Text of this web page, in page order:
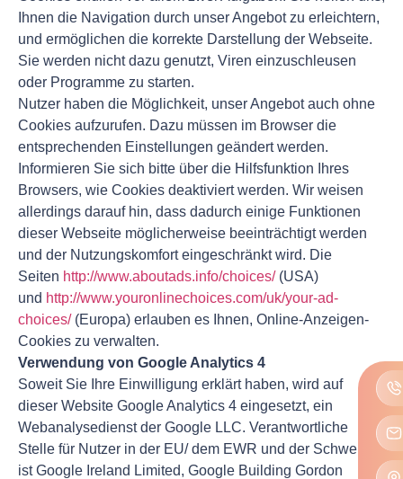
Ihnen die Navigation durch unser Angebot zu erleichtern,
und ermöglichen die korrekte Darstellung der Webseite.
Sie werden nicht dazu genutzt, Viren einzuschleusen
oder Programme zu starten.
Nutzer haben die Möglichkeit, unser Angebot auch ohne
Cookies aufzurufen. Dazu müssen im Browser die
entsprechenden Einstellungen geändert werden.
Informieren Sie sich bitte über die Hilfsfunktion Ihres
Browsers, wie Cookies deaktiviert werden. Wir weisen
allerdings darauf hin, dass dadurch einige Funktionen
dieser Webseite möglicherweise beeinträchtigt werden
und der Nutzungskomfort eingeschränkt wird. Die
Seiten http://www.aboutads.info/choices/(USA)
und http://www.youronlinechoices.com/uk/your-ad-
choices/(Europa) erlauben es Ihnen, Online-Anzeigen-
Cookies zu verwalten.
Verwendung von Google Analytics 4
Soweit Sie Ihre Einwilligung erklärt haben, wird auf
dieser Website Google Analytics 4 eingesetzt, ein
Webanalysedienst der Google LLC. Verantwortliche
Stelle für Nutzer in der EU/ dem EWR und der Schweiz
ist Google Ireland Limited, Google Building Gordon